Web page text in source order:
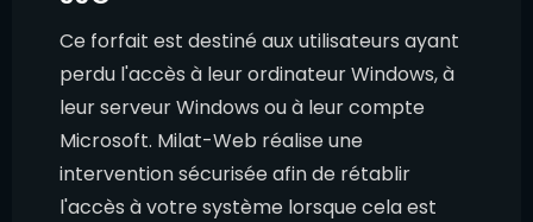
Ce forfait est destiné aux utilisateurs ayant
perdu l'accès à leur ordinateur Windows, à
leur serveur Windows ou à leur compte
Microsoft. Milat-Web réalise une
intervention sécurisée afin de rétablir
l'accès à votre système lorsque cela est